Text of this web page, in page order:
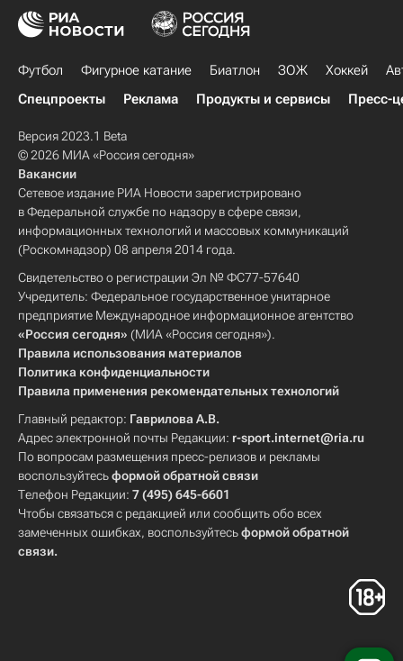
Футбол Фигурное катание Биатлон ЗОЖ Хоккей
Спецпроекты
Реклама Продукты и сервисы Пресс-
Версия 2023.1 Beta
© 2026 МИА «Россия сегодня»
Вакансии
Сетевое издание РИА Новости зарегистрировано
в Федеральной службе по надзору в сфере связи,
информационных технологий и массовых коммуникаций
(Роскомнадзор) 08 апреля 2014 года.
Свидетельство о регистрации Эл № ФС77-57640
Учредитель: Федеральное государственное унитарное
предприятие Международное информационное агентство
«Россия сегодня» (МИА «Россия сегодня»).
Правила использования материалов
Политика конфиденциальности
Правила применения рекомендательных технологий
Главный редактор: Гаврилова А.В.
Адрес электронной почты Редакции: r-sport.internet@ria.ru
По вопросам размещения пресс-релизов и рекламы
воспользуйтесьформой обратной связи
Телефон Редакции: 7 (495) 645-6601
Чтобы связаться с редакцией или сообщить обо всех
замеченных ошибках, воспользуйтесьформой обратной
связи.